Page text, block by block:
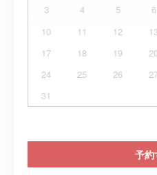
3
4 5 6
10
11 12
17
18 19
24
25 26
31
予約